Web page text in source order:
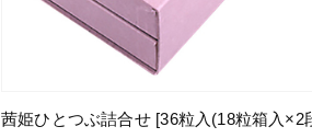
茜姫ひとつぶ詰合せ [36粒入(18粒箱入×2